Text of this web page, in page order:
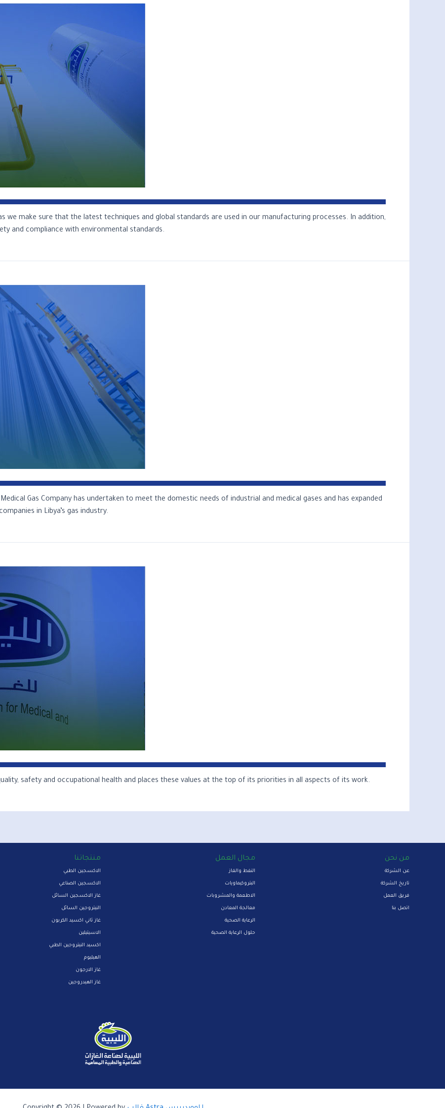
we make sure that the latest techniques and global standards are used in our manufacturing processes. In addition,
and compliance with environmental standards.
Gas Company has undertaken to meet the domestic needs of industrial and medical gases and has expanded
in Libya’s gas industry.
safety and occupational health and places these values at the top of its priorities in all aspects of its work.
منتجاتنا
الاكسجين الطبي
الاكسجين الصناعي
غاز الاكسجين السائل
النيتروجين السائل
غاز ثاني اكسيد الكربون
الاسيتيلين
اكسيد النيتروجين الطبي
الهيليوم
غاز الارجون
غاز الهيدروجين
مجال العمل
النفط والغاز
البتروكيماويات
الاطعمة والمشروبات
معالجة المعادن
الرعاية الصحية
حلول الرعاية الصحية
من نحن
عن الشركة
تاريخ الشركة
فريق العمل
اتصل بنا